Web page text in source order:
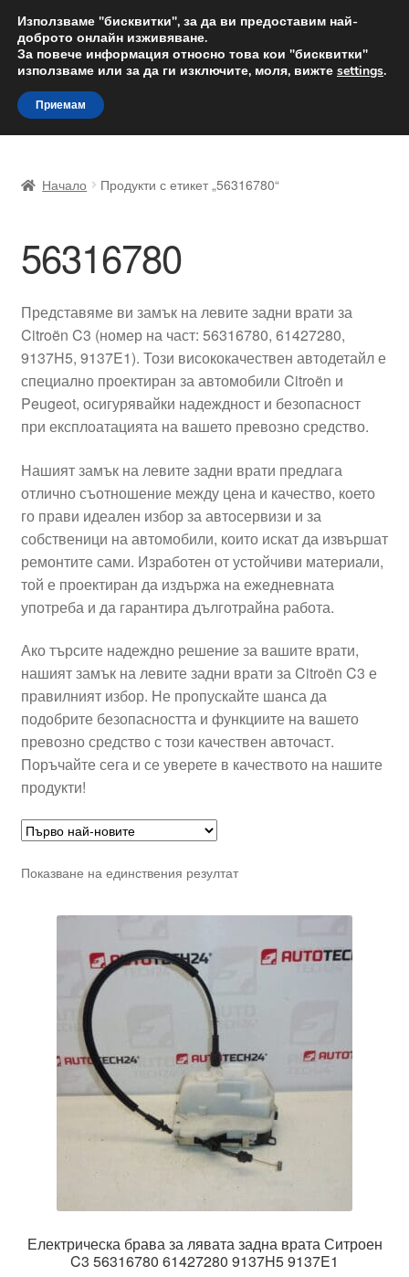
ДОСТАВКА от 12 лв.
Доставка по целия свят
Skip
to
navigation
Skip
to
content
Доставка по целия свят
Жалби
Количка
Контакт
Моята сметка
Плащанията
Политика за поверителност
Правила и условия
Разгледайте
Транспорт
Начало Продукти с етикет „56316780“
56316780
Представяме ви замък на левите задни врати за
Citroën C3 (номер на част: 56316780, 61427280,
9137H5, 9137E1). Този висококачествен автодетайл е
специално проектиран за автомобили Citroën и
Peugeot, осигурявайки надеждност и безопасност
при експлоатацията на вашето превозно средство.
Нашият замък на левите задни врати предлага
отлично съотношение между цена и качество, което
го прави идеален избор за автосервизи и за
собственици на автомобили, които искат да извършат
ремонтите сами. Изработен от устойчиви материали,
той е проектиран да издържа на ежедневната
употреба и да гарантира дълготрайна работа.
Ако търсите надеждно решение за вашите врати,
нашият замък на левите задни врати за Citroën C3 е
правилният избор. Не пропускайте шанса да
подобрите безопасността и функциите на вашето
превозно средство с този качествен авточаст.
Поръчайте сега и се уверете в качеството на нашите
продукти!
Показване на единствения резултат
Електрическа брава за лявата задна врата Ситроен
C3 56316780 61427280 9137H5 9137E1
Използваме "бисквитки", за да ви предоставим най-
доброто онлайн изживяване.
За повече информация относно това кои "бисквитки"
използваме или за да ги изключите, моля, вижте settings.
Приемам